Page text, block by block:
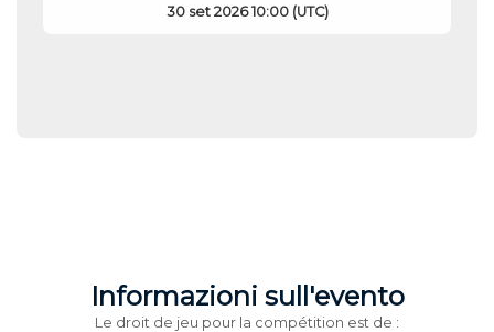
30 set 2026 10:00 (UTC)
Informazioni sull'evento
Le droit de jeu pour la compétition est de :